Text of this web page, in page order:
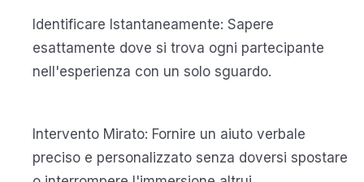
Identificare Istantaneamente: Sapere
esattamente dove si trova ogni partecipante
nell'esperienza con un solo sguardo.
Intervento Mirato: Fornire un aiuto verbale
preciso e personalizzato senza doversi spostare